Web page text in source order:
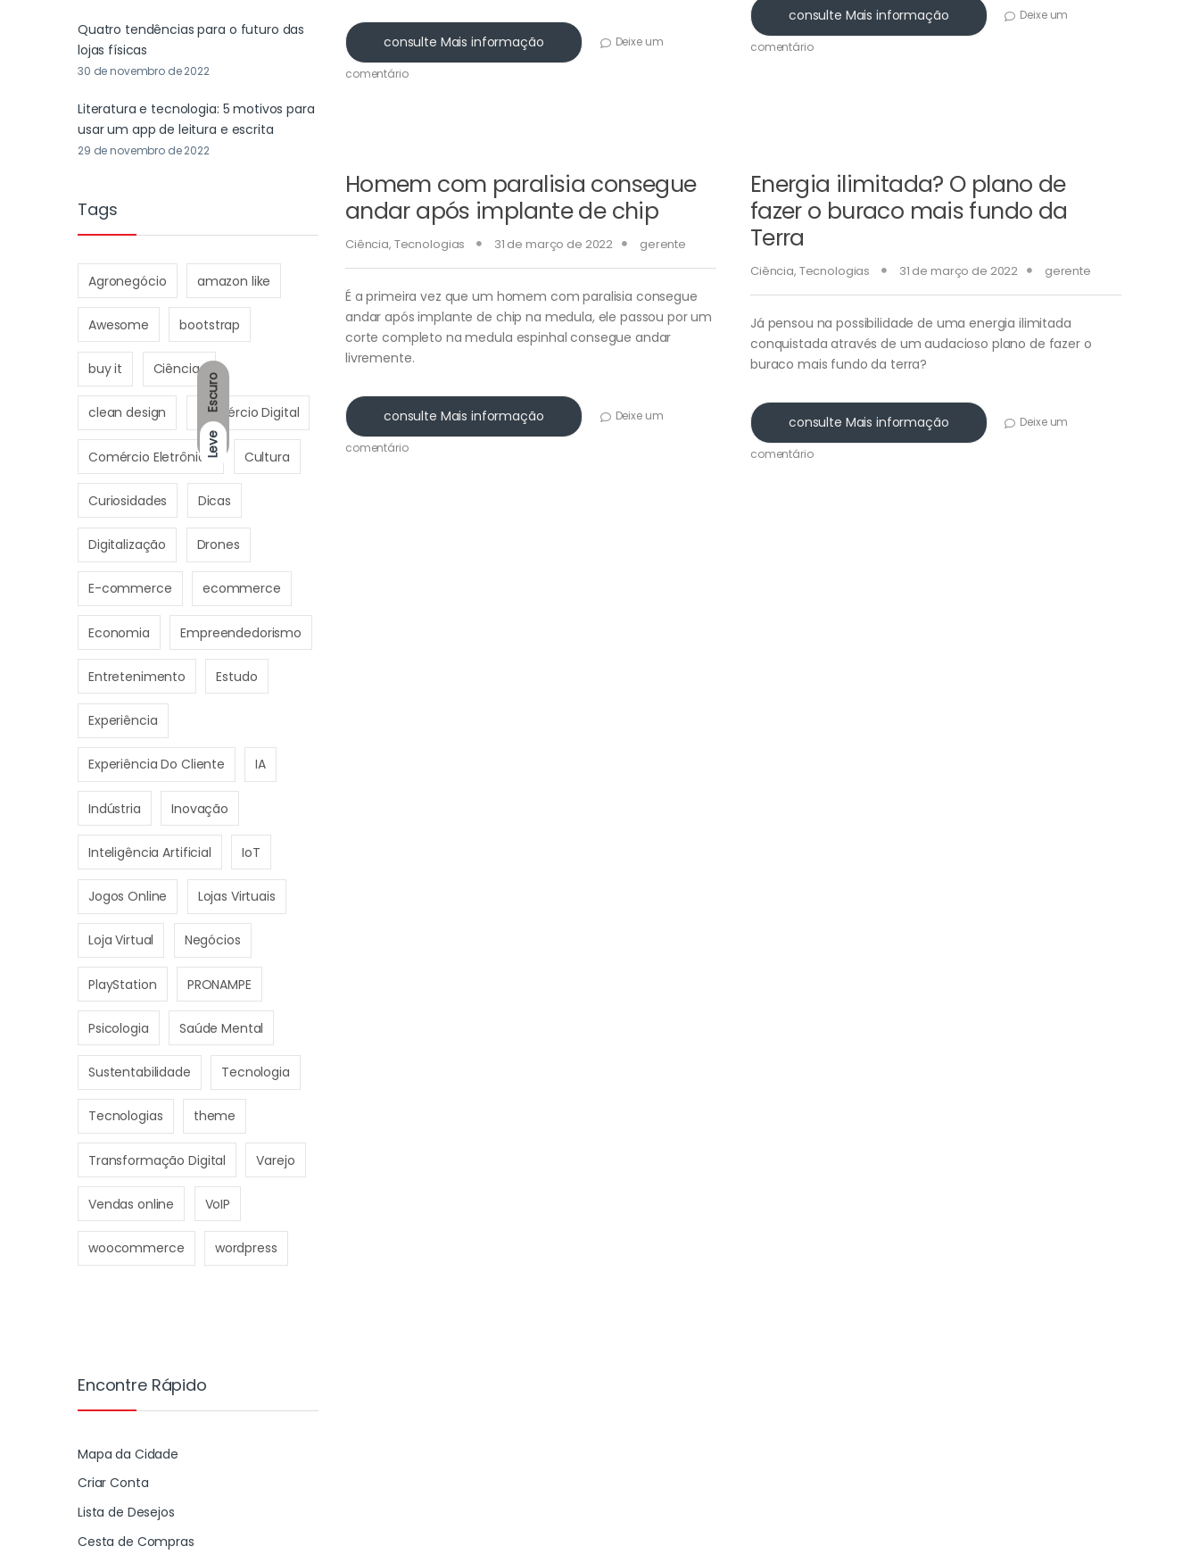
Escuro
Leve
consulte Mais informação Deixe um
comentário
consulte Mais informação Deixe um
comentário
Homem com paralisia consegue
andar após implante de chip
Ciência, Tecnologias 31 de março de 2022 gerente
É a primeira vez que um homem com paralisia consegue
andar após implante de chip na medula, ele passou por um
corte completo na medula espinhal consegue andar
livremente.
consulte Mais informação Deixe um
comentário
Energia ilimitada? O plano de
fazer o buraco mais fundo da
Terra
Ciência, Tecnologias 31 de março de 2022 gerente
Já pensou na possibilidade de uma energia ilimitada
conquistada através de um audacioso plano de fazer o
buraco mais fundo da terra?
consulte Mais informação Deixe um
comentário
Quatro tendências para o futuro das
lojas físicas
30 de novembro de 2022
Literatura e tecnologia: 5 motivos para
usar um app de leitura e escrita
29 de novembro de 2022
Tags
Agronegócio amazon like
Awesome bootstrap
buy it Ciências
clean design Comércio Digital
Comércio Eletrônico Cultura
Curiosidades Dicas
Digitalização Drones
E-commerce ecommerce
Economia Empreendedorismo
Entretenimento Estudo
Experiência
Experiência Do Cliente IA
Indústria Inovação
Inteligência Artificial IoT
Jogos Online Lojas Virtuais
Loja Virtual Negócios
PlayStation PRONAMPE
Psicologia Saúde Mental
Sustentabilidade Tecnologia
Tecnologias theme
Transformação Digital Varejo
Vendas online VoIP
woocommerce wordpress
Encontre Rápido
Mapa da Cidade
Criar Conta
Lista de Desejos
Cesta de Compras